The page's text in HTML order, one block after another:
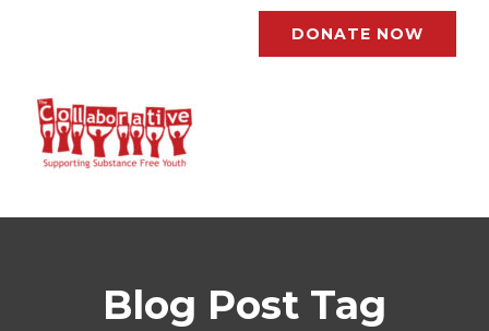
DONATE NOW
Blog Post Tag